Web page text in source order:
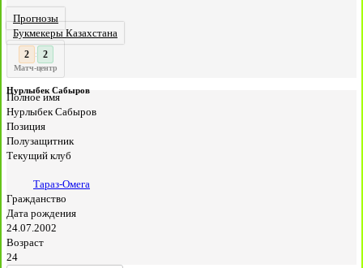
Прогнозы
Букмекеры Казахстана
3 : 3
Матч-центр
Нурлыбек Сабыров
Полное имя
Нурлыбек Сабыров
Позиция
Полузащитник
Текущий клуб
Тараз-Омега
Гражданство
Дата рождения
24.07.2002
Возраст
24